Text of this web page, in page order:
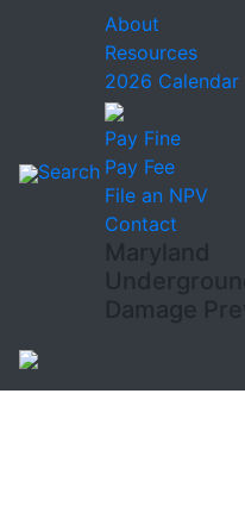
Search
About
Resources
2026 Calendar
Pay Fine
Pay Fee
File an NPV
Contact
Maryland
Damage